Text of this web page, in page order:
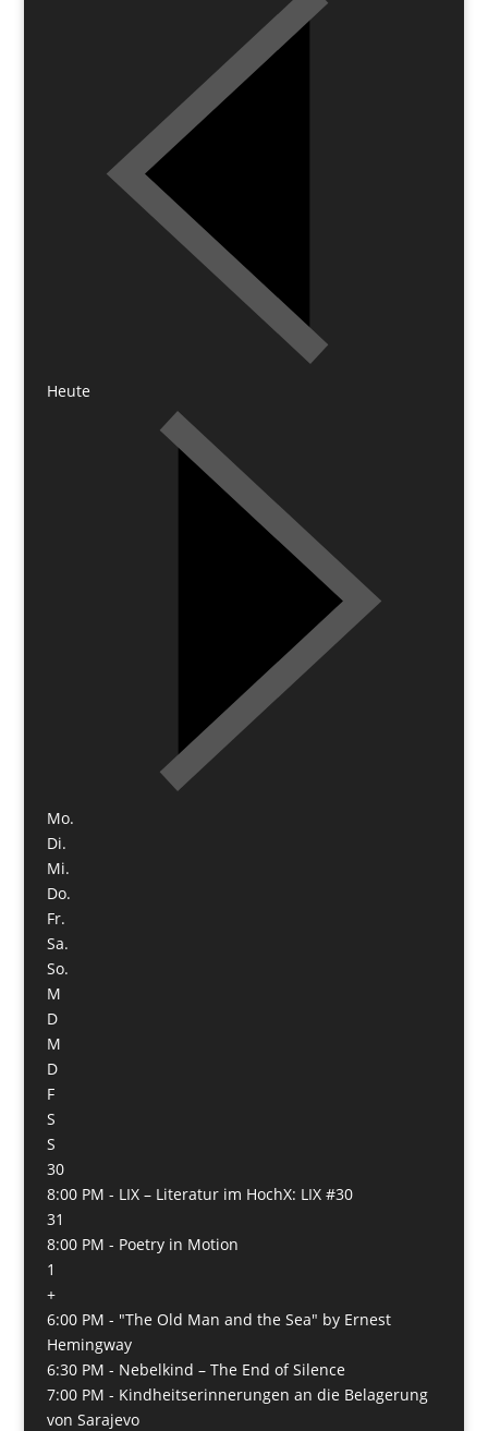
Heute
Mo.
Di.
Mi.
Do.
Fr.
Sa.
So.
M
D
M
D
F
S
S
30
8:00 PM - LIX – Literatur im HochX: LIX #30
31
8:00 PM - Poetry in Motion
1
+
6:00 PM - "The Old Man and the Sea" by Ernest
Hemingway
6:30 PM - Nebelkind – The End of Silence
7:00 PM - Kindheitserinnerungen an die Belagerung
von Sarajevo